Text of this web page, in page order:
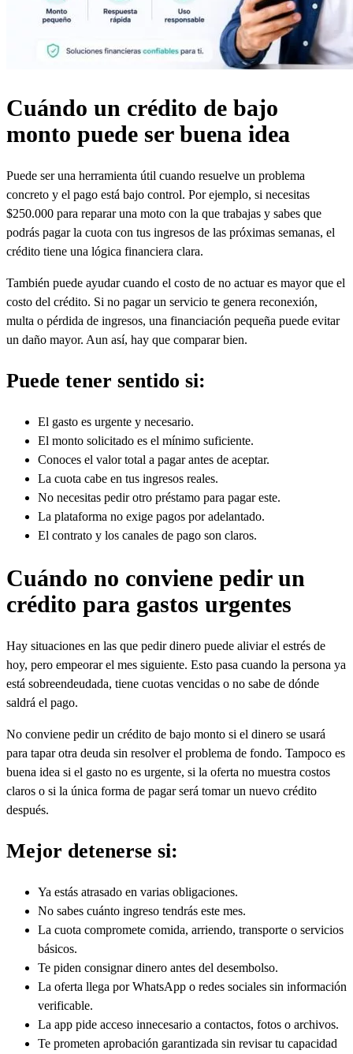
Cuándo un crédito de bajo
monto puede ser buena idea
Puede ser una herramienta útil cuando resuelve un problema
concreto y el pago está bajo control. Por ejemplo, si necesitas
$250.000 para reparar una moto con la que trabajas y sabes que
podrás pagar la cuota con tus ingresos de las próximas semanas, el
crédito tiene una lógica financiera clara.
También puede ayudar cuando el costo de no actuar es mayor que el
costo del crédito. Si no pagar un servicio te genera reconexión,
multa o pérdida de ingresos, una financiación pequeña puede evitar
un daño mayor. Aun así, hay que comparar bien.
Puede tener sentido si:
El gasto es urgente y necesario.
El monto solicitado es el mínimo suficiente.
Conoces el valor total a pagar antes de aceptar.
La cuota cabe en tus ingresos reales.
No necesitas pedir otro préstamo para pagar este.
La plataforma no exige pagos por adelantado.
El contrato y los canales de pago son claros.
Cuándo no conviene pedir un
crédito para gastos urgentes
Hay situaciones en las que pedir dinero puede aliviar el estrés de
hoy, pero empeorar el mes siguiente. Esto pasa cuando la persona ya
está sobreendeudada, tiene cuotas vencidas o no sabe de dónde
saldrá el pago.
No conviene pedir un crédito de bajo monto si el dinero se usará
para tapar otra deuda sin resolver el problema de fondo. Tampoco es
buena idea si el gasto no es urgente, si la oferta no muestra costos
claros o si la única forma de pagar será tomar un nuevo crédito
después.
Mejor detenerse si:
Ya estás atrasado en varias obligaciones.
No sabes cuánto ingreso tendrás este mes.
La cuota compromete comida, arriendo, transporte o servicios
básicos.
Te piden consignar dinero antes del desembolso.
La oferta llega por WhatsApp o redes sociales sin información
verificable.
La app pide acceso innecesario a contactos, fotos o archivos.
Te prometen aprobación garantizada sin revisar tu capacidad